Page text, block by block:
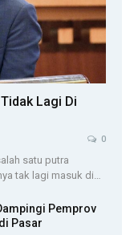
Lagi Di
0
satu putra
tak lagi masuk di…
Pemprov
Pasar